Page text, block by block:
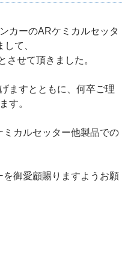
カーのARケミカルセッタ
て、
させて頂きました。
ますとともに、何卒ご理
す。
カルセッター他製品での
御愛顧賜りますようお願